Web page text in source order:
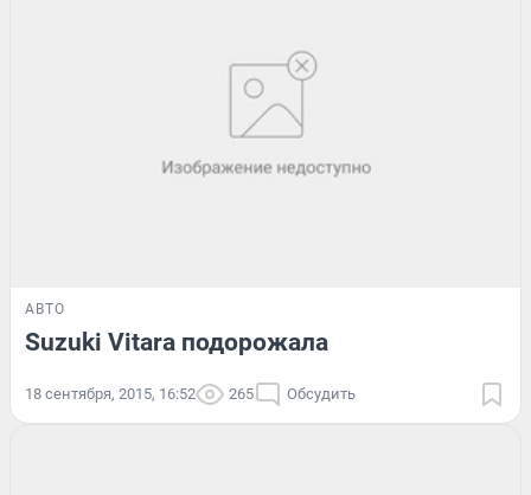
АВТО
Suzuki Vitara подорожала
18 сентября, 2015, 16:52 265 Обсудить